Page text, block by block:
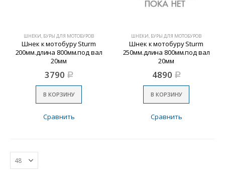
ШНЕКИ, БУРЫ ДЛЯ МОТОБУРОВ
Шнек к мотобуру Sturm
200мм.длина 800мм.под вал
20мм
3790 Р
В КОРЗИНУ
Сравнить
ШНЕКИ, БУРЫ ДЛЯ МОТОБУРОВ
Шнек к мотобуру Sturm
250мм.длина 800мм.под вал
20мм
4890 Р
В КОРЗИНУ
Сравнить